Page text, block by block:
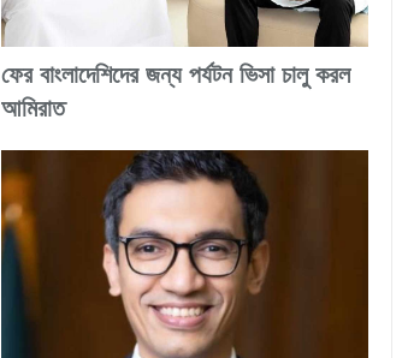
ফের বাংলাদেশিদের জন্য পর্যটন ভিসা চালু করল
আমিরাত